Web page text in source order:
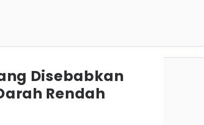
Disebabkan
Rendah